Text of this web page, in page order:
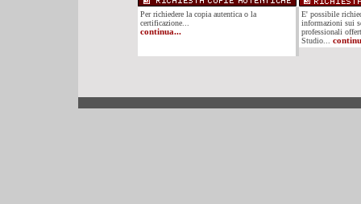
Per richiedere la copia autentica o la
certificazione...
continua...
E' possibile
informazioni sui
professionali
Studio...